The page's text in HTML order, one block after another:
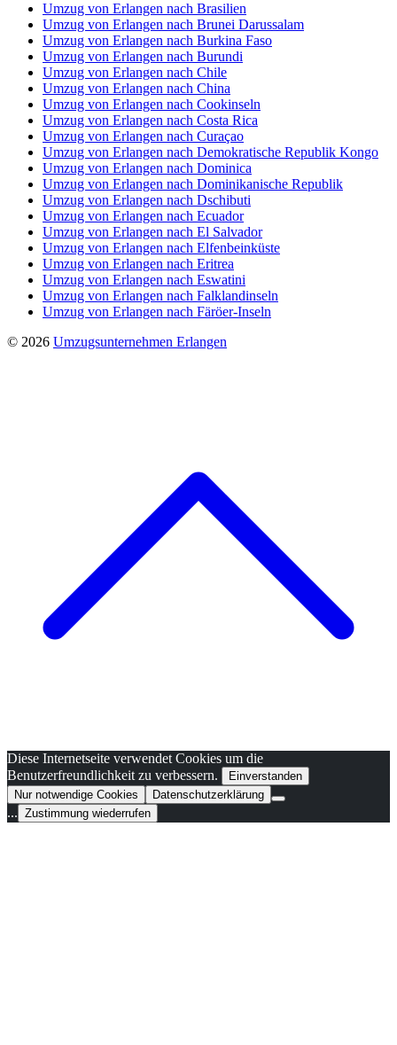
Umzug von Erlangen nach Brasilien
Umzug von Erlangen nach Brunei Darussalam
Umzug von Erlangen nach Burkina Faso
Umzug von Erlangen nach Burundi
Umzug von Erlangen nach Chile
Umzug von Erlangen nach China
Umzug von Erlangen nach Cookinseln
Umzug von Erlangen nach Costa Rica
Umzug von Erlangen nach Curaçao
Umzug von Erlangen nach Demokratische Republik Kongo
Umzug von Erlangen nach Dominica
Umzug von Erlangen nach Dominikanische Republik
Umzug von Erlangen nach Dschibuti
Umzug von Erlangen nach Ecuador
Umzug von Erlangen nach El Salvador
Umzug von Erlangen nach Elfenbeinküste
Umzug von Erlangen nach Eritrea
Umzug von Erlangen nach Eswatini
Umzug von Erlangen nach Falklandinseln
Umzug von Erlangen nach Färöer-Inseln
© 2026 Umzugsunternehmen Erlangen
Diese Internetseite verwendet Cookies um die
Benutzerfreundlichkeit zu verbessern.
Einverstanden
Nur notwendige Cookies
Datenschutzerklärung
... Zustimmung wiederrufen